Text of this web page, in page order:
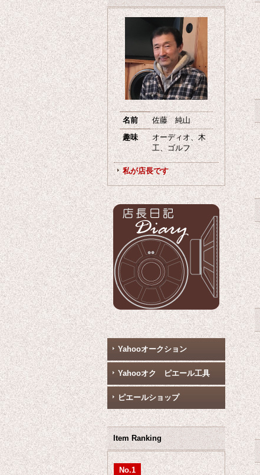
名前
佐藤 純山
趣味
オーディオ、木
工、ゴルフ
私が店長です
Yahooオークション
Yahooオク ピエール工具
ピエールショップ
Item Ranking
No.1